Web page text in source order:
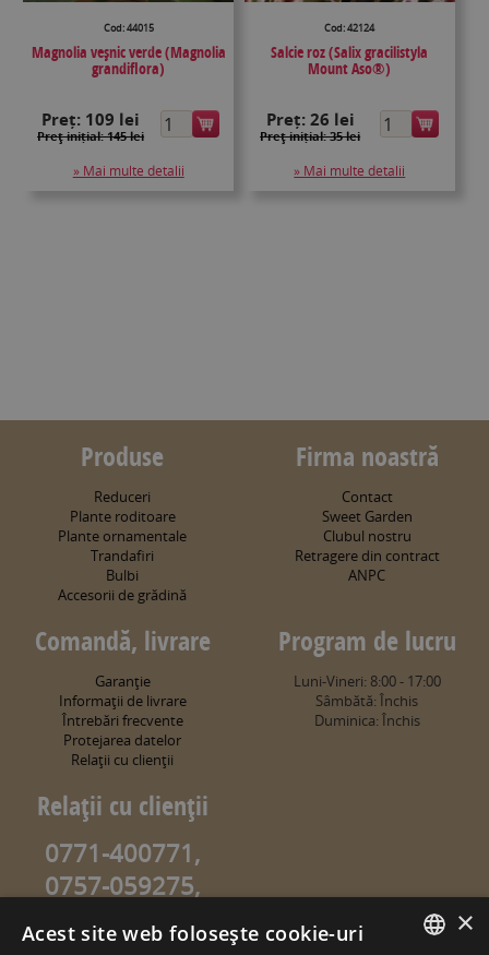
Cod: 44015
Magnolia veşnic verde (Magnolia
grandiflora)
Preț: 109 lei
Preţ inițial: 145 lei
» Mai multe detalii
Cod: 42124
Salcie roz (Salix gracilistyla
Mount Aso®)
Preț: 26 lei
Preţ inițial: 35 lei
» Mai multe detalii
Produse
Reduceri
Plante roditoare
Plante ornamentale
Trandafiri
Bulbi
Accesorii de grădină
Firma noastră
Contact
Sweet Garden
Clubul nostru
Retragere din contract
ANPC
Comandă, livrare
Garanţie
Informaţii de livrare
Întrebări frecvente
Protejarea datelor
Relaţii cu clienţii
Program de lucru
Luni-Vineri: 8:00 - 17:00
Sâmbătă: Închis
Duminica: Închis
Relaţii cu clienţii
0771-400771,
0757-059275,
0757-059274
info@sweetgarden.ro
×
Acest site web folosește cookie-uri